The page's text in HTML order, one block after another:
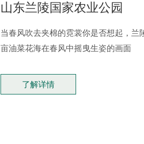
山东兰陵国家农业公园
当春风吹去夹棉的霓裳你是否想起，兰
亩油菜花海在春风中摇曳生姿的画面
了解详情